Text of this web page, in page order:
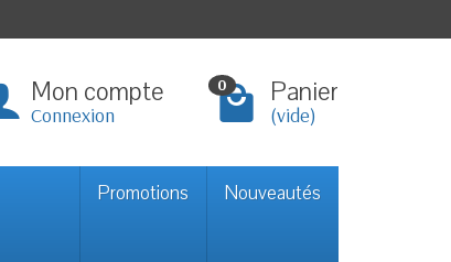
Mon compte
Connexion
0 Panier
(vide)
Promotions Nouveautés